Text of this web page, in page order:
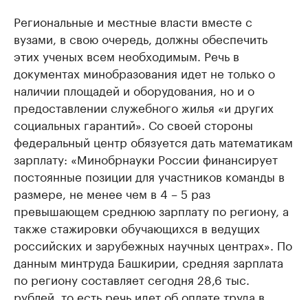
Региональные и местные власти вместе с
вузами, в свою очередь, должны обеспечить
этих ученых всем необходимым. Речь в
документах минобразования идет не только о
наличии площадей и оборудования, но и о
предоставлении служебного жилья «и других
социальных гарантий». Со своей стороны
федеральный центр обязуется дать математикам
зарплату: «Минобрнауки России финансирует
постоянные позиции для участников команды в
размере, не менее чем в 4 – 5 раз
превышающем среднюю зарплату по региону, а
также стажировки обучающихся в ведущих
российских и зарубежных научных центрах». По
данным минтруда Башкирии, средняя зарплата
по региону составляет сегодня 28,6 тыс.
рублей, то есть речь идет об оплате труда в